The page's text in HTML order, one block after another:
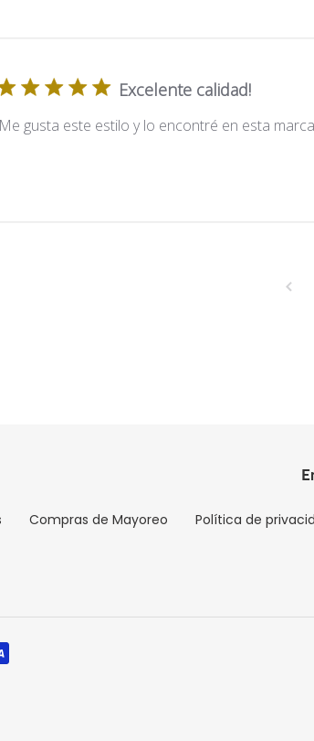
Excelente calidad!
Me gusta este estilo y lo encontré en esta
Compras de Mayoreo Política de